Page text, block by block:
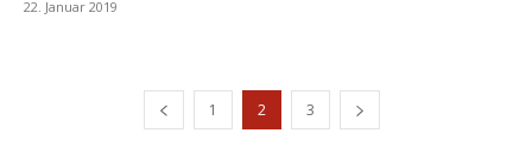
22. Januar 2019
1 2 3